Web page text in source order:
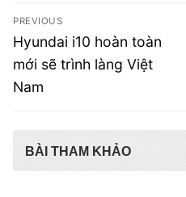
Điều
hướng
bài
viết
PREVIOUS
Previous
post:
Hyundai i10 hoàn toàn
mới sẽ trình làng Việt
Nam
BÀI THAM KHẢO